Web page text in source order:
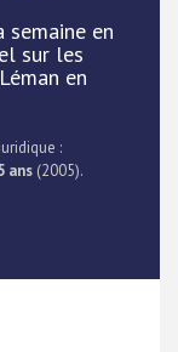
en
sur les
en
:
ans (2005).